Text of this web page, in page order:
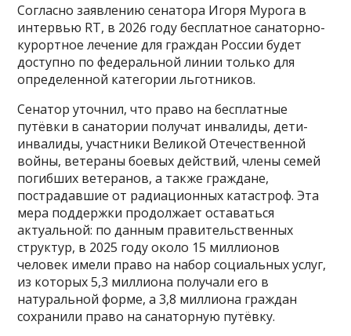
Согласно заявлению сенатора Игоря Мурога в
интервью RT, в 2026 году бесплатное санаторно-
курортное лечение для граждан России будет
доступно по федеральной линии только для
определенной категории льготников.
Сенатор уточнил, что право на бесплатные
путёвки в санатории получат инвалиды, дети-
инвалиды, участники Великой Отечественной
войны, ветераны боевых действий, члены семей
погибших ветеранов, а также граждане,
пострадавшие от радиационных катастроф. Эта
мера поддержки продолжает оставаться
актуальной: по данным правительственных
структур, в 2025 году около 15 миллионов
человек имели право на набор социальных услуг,
из которых 5,3 миллиона получали его в
натуральной форме, а 3,8 миллиона граждан
сохранили право на санаторную путёвку.